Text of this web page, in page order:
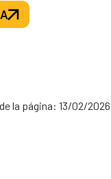
la página: 13/02/2026